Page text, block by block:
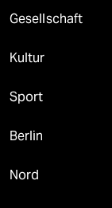
Gesellschaft
Kultur
Sport
Berlin
Nord